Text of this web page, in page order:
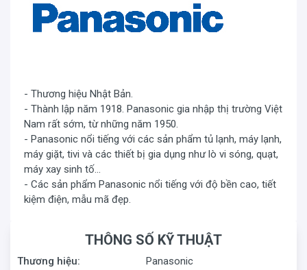
- Thương hiệu Nhật Bản.
- Thành lập năm 1918. Panasonic gia nhập thị trường Việt
Nam rất sớm, từ những năm 1950.
- Panasonic nổi tiếng với các sản phẩm tủ lạnh, máy lạnh,
máy giặt, tivi và các thiết bị gia dụng như lò vi sóng, quạt,
máy xay sinh tố...
- Các sản phẩm Panasonic nổi tiếng với độ bền cao, tiết
kiệm điện, mẫu mã đẹp.
THÔNG SỐ KỸ THUẬT
Thương hiệu: Panasonic